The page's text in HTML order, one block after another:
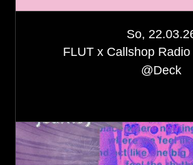
So,
FLUT x Callshop
@Deck